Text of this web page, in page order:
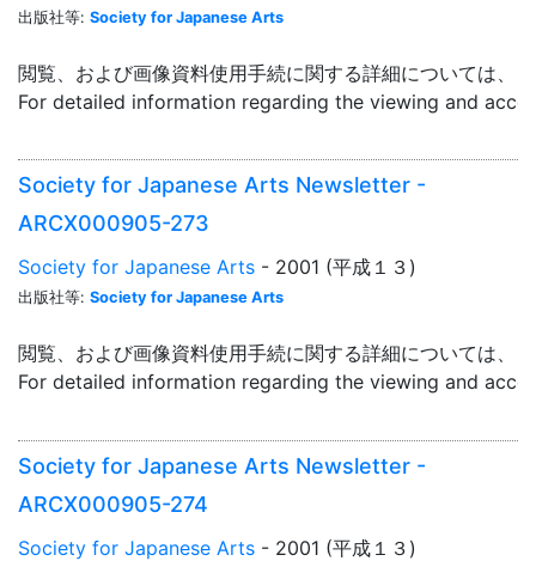
出版社等: Society for Japanese Arts
閲覧、および画像資料使用手続に関する詳細については、「
For detailed information regarding the viewing and
Society for Japanese Arts Newsletter -
ARCX000905-273
Society for Japanese Arts - 2001 (平成１３)
出版社等: Society for Japanese Arts
閲覧、および画像資料使用手続に関する詳細については、「
For detailed information regarding the viewing and
Society for Japanese Arts Newsletter -
ARCX000905-274
Society for Japanese Arts - 2001 (平成１３)